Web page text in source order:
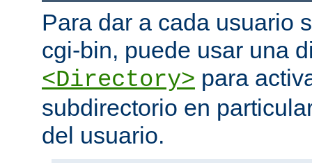
Para dar a cada usuario
cgi-bin, puede usar una
<Directory> para
subdirectorio en
del usuario.